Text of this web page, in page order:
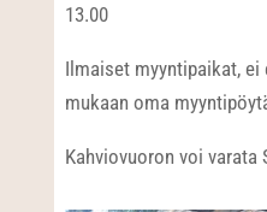
13.00
Ilmaiset myyntipaikat, ei
mukaan oma
Kahviovuoron voi varata